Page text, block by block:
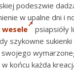
podeszwie
w upalne dni i
wesele
psiapsióły
szykowne
końcu każda